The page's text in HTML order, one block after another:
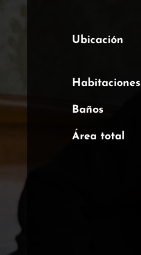
Ubicación
Habitaciones
Baños
Área total